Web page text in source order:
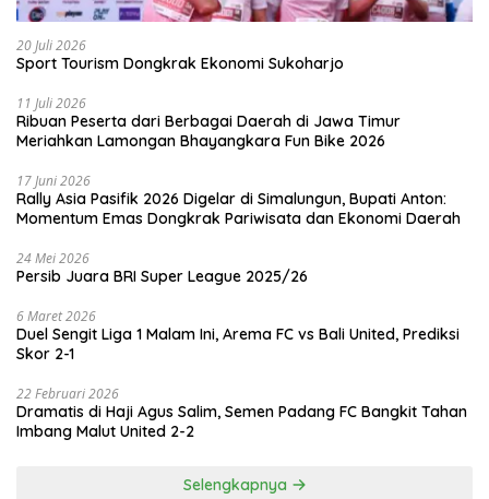
20 Juli 2026
Sport Tourism Dongkrak Ekonomi Sukoharjo
11 Juli 2026
Ribuan Peserta dari Berbagai Daerah di Jawa Timur
Meriahkan Lamongan Bhayangkara Fun Bike 2026
17 Juni 2026
Rally Asia Pasifik 2026 Digelar di Simalungun, Bupati Anton:
Momentum Emas Dongkrak Pariwisata dan Ekonomi Daerah
24 Mei 2026
Persib Juara BRI Super League 2025/26
6 Maret 2026
Duel Sengit Liga 1 Malam Ini, Arema FC vs Bali United, Prediksi
Skor 2-1
22 Februari 2026
Dramatis di Haji Agus Salim, Semen Padang FC Bangkit Tahan
Imbang Malut United 2-2
Selengkapnya